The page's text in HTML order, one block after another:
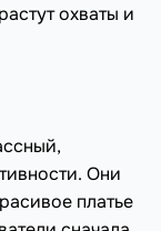
охваты и
Они
платье